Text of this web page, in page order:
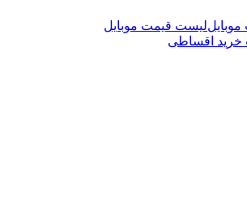
لیست قیمت موبایل
اقساطی